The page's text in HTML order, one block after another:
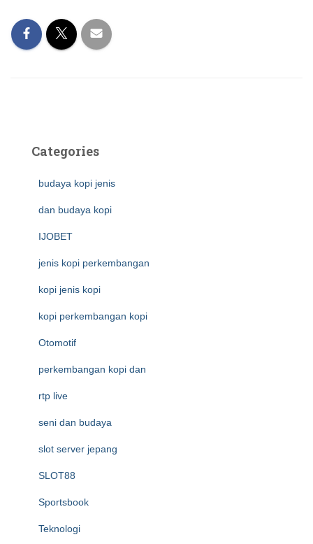
Categories
budaya kopi jenis
dan budaya kopi
IJOBET
jenis kopi perkembangan
kopi jenis kopi
kopi perkembangan kopi
Otomotif
perkembangan kopi dan
rtp live
seni dan budaya
slot server jepang
SLOT88
Sportsbook
Teknologi